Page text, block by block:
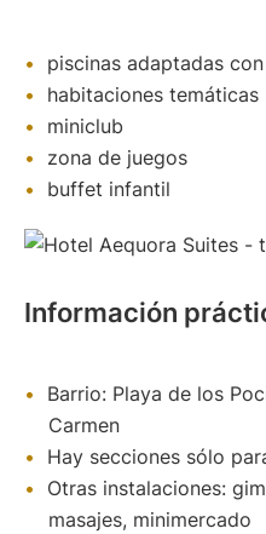
piscinas adaptadas
habitaciones temáticas
miniclub
zona de juegos
buffet infantil
Información
Barrio: Playa de los
Carmen
Hay secciones sólo
Otras instalaciones:
masajes, minimercado